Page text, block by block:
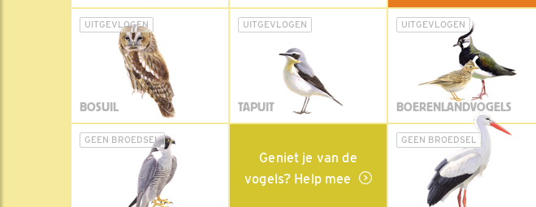
UITGEVLOGEN
BOSUIL
UITGEVLOGEN
TAPUIT
UITGEVLOGEN
BOERENLANDVOGELS
GEEN BROEDSEL
Geniet je van de
vogels? Help mee
GEEN BROEDSEL